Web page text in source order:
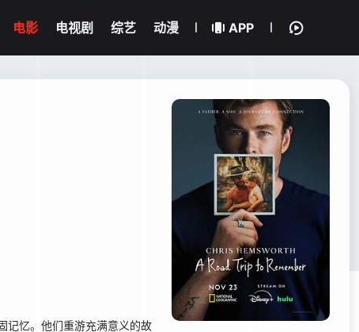
电影 电视剧 综艺 动漫 APP
记忆。他们重游充满意义的故